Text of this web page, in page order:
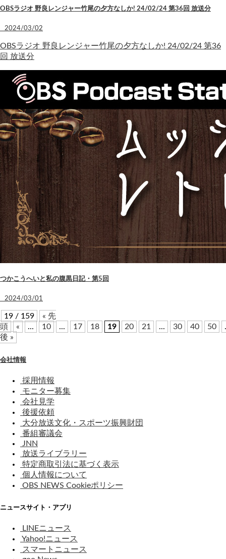
OBSラジオ 野良レンジャー竹尾の夕方なしか! 24/02/24 第36回 放送分
2024/03/02
OBSラジオ 野良レンジャー竹尾の夕方なしか! 24/02/24 第36
回 放送分
つかこうへいと私の腹黒日記・第5回
2024/03/01
19 / 159
« 先
頭
« ... 10 ... 17 18 19 20 21 ... 30 40 50
後 »
会社情報
採用情報
モニター募集
会社見学
後援依頼
大分放送文化・スポーツ振興財団
番組審議会
JNN
放送ライブラリー
特定商取引法に基づく表示
個人情報について
OBS NEWS Cookieポリシー
ニュースサイト・アプリ
LINEニュース
Yahoo!ニュース
スマートニュース